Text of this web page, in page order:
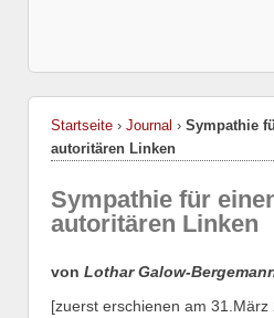
Startseite › Journal › Sympathie
autoritären Linken
Sympathie für
autoritären Linken
von Lothar Galow-
[zuerst erschienen am 31.März